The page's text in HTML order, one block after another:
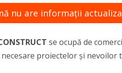
nu are informaţii
se ocupă de
proiectelor și nevoilor